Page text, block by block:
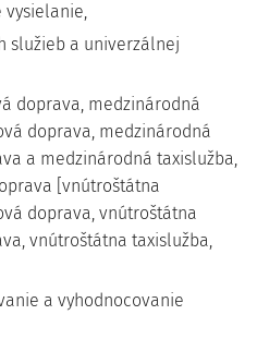
vysielanie,
služieb a univerzálnej
doprava, medzinárodná
doprava, medzinárodná
a medzinárodná taxislužba,
[vnútroštátna
doprava, vnútroštátna
vnútroštátna taxislužba,
a vyhodnocovanie